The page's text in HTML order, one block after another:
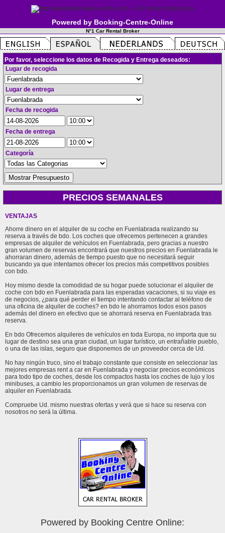
Powered by Booking-Centre-Online
N°1 Car Rental Broker
Por favor, seleccione los datos de Recogida y Entrega deseados:
Lugar de recogida
Lugar de entrega
Fecha de recogida
Fecha de entrega
Categoría
PRECIOS SEMANALES
VENTAJAS
Ahorre dinero en el alquiler de su coche en Fuenlabrada realizando su
reserva a través de bdo. Los coches que ofrecemos pertenecen a grandes
empresas de alquiler de vehículos en Fuenlabrada, pero gracias a nuestro
gran volumen de reservas encontrará que nuestros precios en Fuenlabrada le
ahorraran dinero, además de tiempo puesto que no necesitará seguir
buscando ya que intentamos ofrecer los precios más competitivos posibles
con bdo.
Hoy mismo desde la comodidad de su hogar puede solucionar el alquiler de
coche con bdo en Fuenlabrada para las esperadas vacaciones, si su viaje es
de negocios, ¿para qué perder el tiempo intentando contactar al teléfono de
una oficina de alquiler de coches? en bdo le ahorramos todos esos pasos
además del dinero en efectivo que se ahorrará reserva en Fuenlabrada tras
reserva.
En bdo Ofrecemos alquileres de vehículos en toda Europa, no importa que su
lugar de destino sea una gran ciudad, un lugar turístico, un entrañable pueblo,
o una de las islas, seguro que disponemos de un proveedor cerca de Ud.
No hay ningún truco, sino el trabajo constante que consiste en seleccionar las
mejores empresas rent a car en Fuenlabrada y negociar precios económicos
para todo tipo de coches, desde los compactos hasta los coches de lujo y los
minibuses, a cambio les proporcionamos un gran volumen de reservas de
alquiler en Fuenlabrada.
Compruebe Ud. mismo nuestras ofertas y verá que si hace su reserva con
nosotros no será la última.
Powered by Booking Centre Online: